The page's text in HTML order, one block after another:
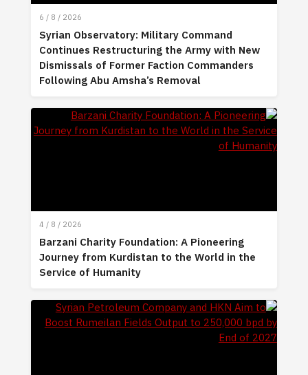
6 / 8 / 2026
Syrian Observatory: Military Command
Continues Restructuring the Army with New
Dismissals of Former Faction Commanders
Following Abu Amsha’s Removal
4 / 8 / 2026
Barzani Charity Foundation: A Pioneering
Journey from Kurdistan to the World in the
Service of Humanity